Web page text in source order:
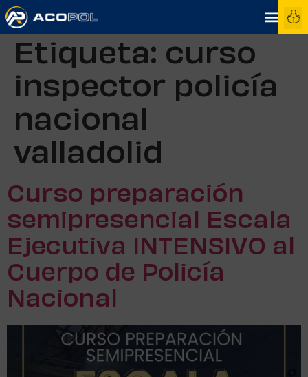
Etiqueta: curso
inspector policía
nacional
valladolid
Curso preparación
semipresencial Escala
Ejecutiva INTENSIVO al
Cuerpo de Policía
Nacional